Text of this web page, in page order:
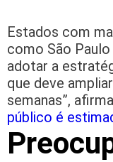
Estados com
como São
adotar a
que deve
semanas”,
público é